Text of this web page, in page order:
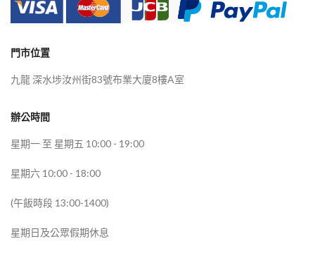
門市位置
九龍 深水埗汝州街83號布業大廈8樓A室
辦公時間
星期一 至 星期五 10:00 - 19:00
星期六 10:00 - 18:00
(午飯時段 13:00-1400)
星期日及公眾假期休息